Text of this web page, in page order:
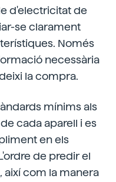
d'electricitat de
se clarament
Només
necessària
la compra.
mínims als
cada aparell i es
en els
de predir el
com la manera